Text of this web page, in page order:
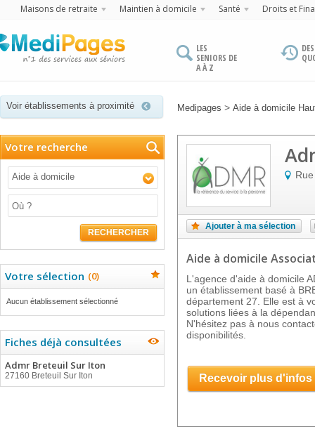
Maisons de retraite Maintien à domicile Santé Droits et
LES
SENIORS DE
A À Z
Voir établissements à proximité Medipages > Aide à domicile
Votre recherche
Aide à domicile
RECHERCHER
Votre sélection (0)
Aucun établissement sélectionné
Fiches déjà consultées
Admr Breteuil Sur Iton
27160 Breteuil Sur Iton
Ajouter à ma sélection
Aide à domicile
L'agence d'aide à domicile
un établissement basé à
département 27. Elle est à
solutions liées à la
N'hésitez pas à nous
disponibilités.
Recevoir plus d'infos